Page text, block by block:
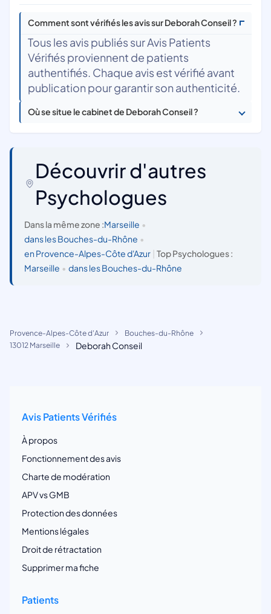
Comment sont vérifiés les avis sur Deborah Conseil ?
Tous les avis publiés sur Avis Patients
Vérifiés proviennent de patients
authentifiés. Chaque avis est vérifié avant
publication pour garantir son authenticité.
Où se situe le cabinet de Deborah Conseil ?
Découvrir d'autres
Psychologues
Dans la même zone :Marseille •
dans les Bouches-du-Rhône •
en Provence-Alpes-Côte d'Azur
Top Psychologues :
Marseille • dans les Bouches-du-Rhône
Provence-Alpes-Côte d'Azur
Bouches-du-Rhône
13012 Marseille
Deborah Conseil
Avis Patients Vérifiés
À propos
Fonctionnement des avis
Charte de modération
APV vs GMB
Protection des données
Mentions légales
Droit de rétractation
Supprimer ma fiche
Patients